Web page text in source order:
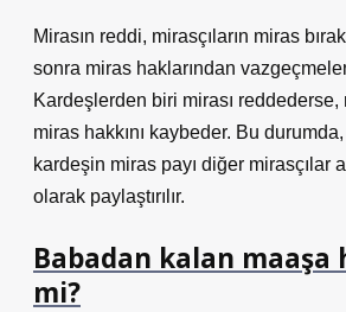
Mirasın reddi, mirasçıların miras
sonra miras haklarından
Kardeşlerden biri mirası
miras hakkını kaybeder. Bu
kardeşin miras payı diğer mirasçılar
olarak paylaştırılır.
Babadan kalan maaşa
mi?